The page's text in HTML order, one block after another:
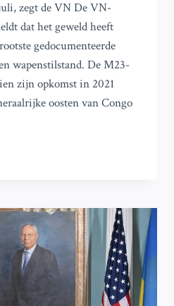
zegt de VN De VN-
dat het geweld heeft
gedocumenteerde
wapenstilstand. De M23-
zijn opkomst in 2021
oosten van Congo